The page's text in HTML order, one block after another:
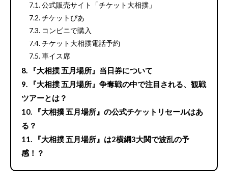
公式販売サイト「チケット大相撲」
チケットぴあ
コンビニで購入
チケット大相撲電話予約
車イス席
『大相撲 五月場所』当日券について
『大相撲 五月場所』争奪戦の中で注目される、観戦
ツアーとは？
『大相撲 五月場所』の公式チケットリセールはあ
る？
『大相撲 五月場所』は2横綱3大関で波乱の予
感！？